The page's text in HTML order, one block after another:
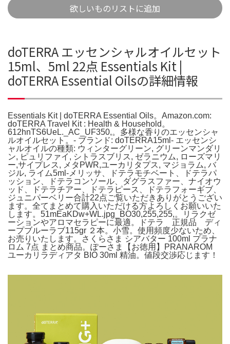
欲しいものリストに追加
doTERRA エッセンシャルオイルセット
15ml、5ml 22点 Essentials Kit |
doTERRA Essential Oilsの詳細情報
Essentials Kit | doTERRA Essential Oils。Amazon.com:
doTERRA Travel Kit : Health & Household。
612hnTS6UeL._AC_UF350,。多様な香りのエッセンシャ
ルオイルセット。- ブランド: doTERRA15ml- エッセンシ
ャルオイルの種類: ウィンターグリーン, グリーンマンダリ
ン, ピュリファイ, シトラスブリス, ゼラニウム, ローズマリ
ー,サイプレス, メタPWR,ユーカリタプス, マジョラム, バ
ジル, ライム5ml-メリッサ、ドテラモチベート、ドテラパ
ッション、ドテラコンソール、ダグラスファー、ナイオウ
ッド、ドテラチアー、ドテラピース、ドテラフォーギブ、
ジュニパーベリー合計22点ご覧いただきありがとうござい
ます。全てまとめて購入いただける方よろしくお願いいた
します。51mEaKDw+WL.jpg_BO30,255,255,。リラクゼ
ーションやアロマセラピーに最適。ドテラ 正規品 ディ
ープブルーラブ115gr ２本。小雪。使用頻度少ないため、
お売りいたします。さくらさま シアバター 100ml プラナ
ロム 7点 まとめ商品。ぽーさま【お徳用】PRANAROM
ユーカリラディアタ BIO 30ml 精油。値段交渉応じます！